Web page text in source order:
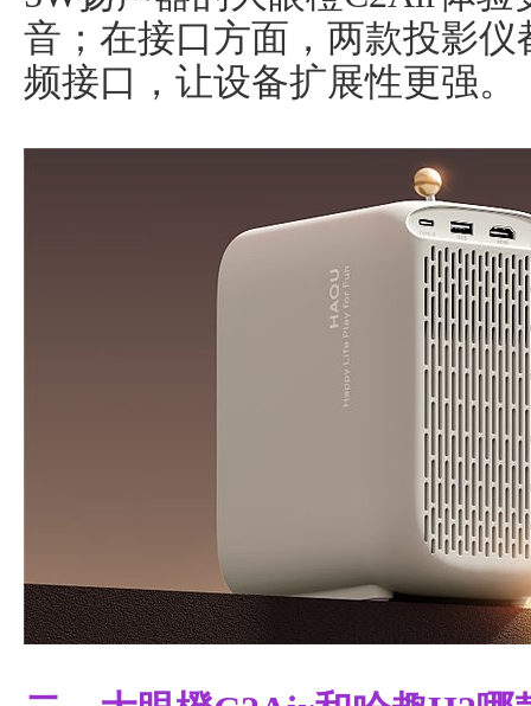
音；在接口方面，两款投影
频接口，让设备扩展性更强。